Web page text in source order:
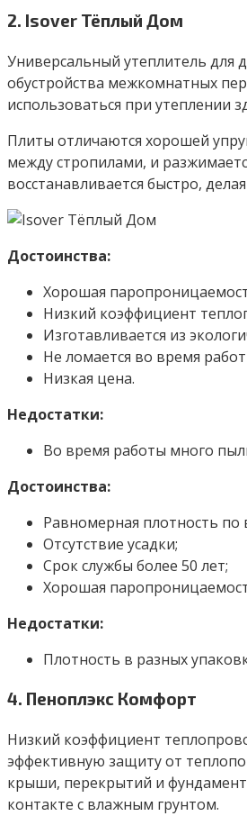
2. Isover Тёплый Дом
Универсальный утеплитель для
обустройства межкомнатных
использоваться при утеплении
Плиты отличаются хорошей
между стропилами, и
восстанавливается быстро,
Достоинства:
Хорошая
Низкий коэффициент
Изготавливается из
Не ломается во время
Низкая цена.
Недостатки:
Во время работы много
Достоинства:
Равномерная плотность по
Отсутствие усадки;
Срок службы более 50 лет;
Хорошая
Недостатки:
Плотность в разных
4. Пеноплэкс Комфорт
Низкий коэффициент
эффективную защиту от
крыши, перекрытий и
контакте с влажным грунтом.